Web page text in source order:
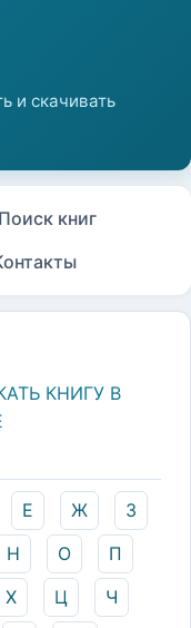
Поиск книг
КНИГУ В
Е Ж
З
Н О
П
Х Ц
Ч